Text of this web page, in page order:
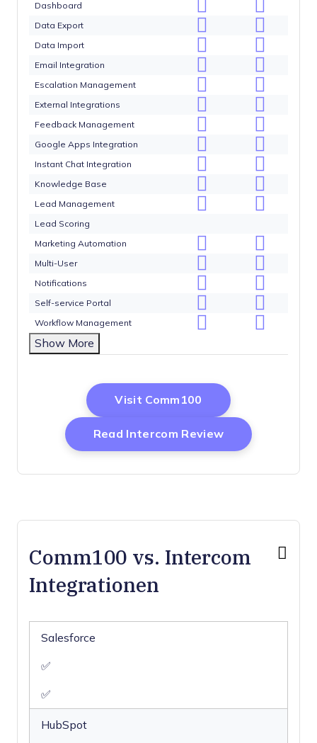
Dashboard
Data Export
Data Import
Email Integration
Escalation Management
External Integrations
Feedback Management
Google Apps Integration
Instant Chat Integration
Knowledge Base
Lead Management
Lead Scoring
Marketing Automation
Multi-User
Notifications
Self-service Portal
Workflow Management
Show More
Visit Comm100 Opens New
Read Intercom ReviewOpens New
Comm100 vs. Intercom
Integrationen
Salesforce
✅
✅
HubSpot